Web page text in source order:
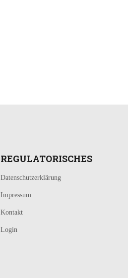
REGULATORISCHES
Datenschutzerklärung
Impressum
Kontakt
Login